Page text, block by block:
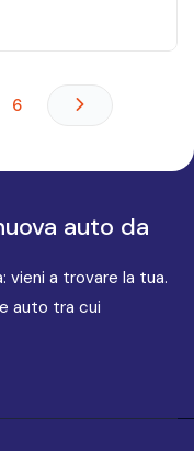
6
auto da
vieni a trovare la tua.
auto tra cui